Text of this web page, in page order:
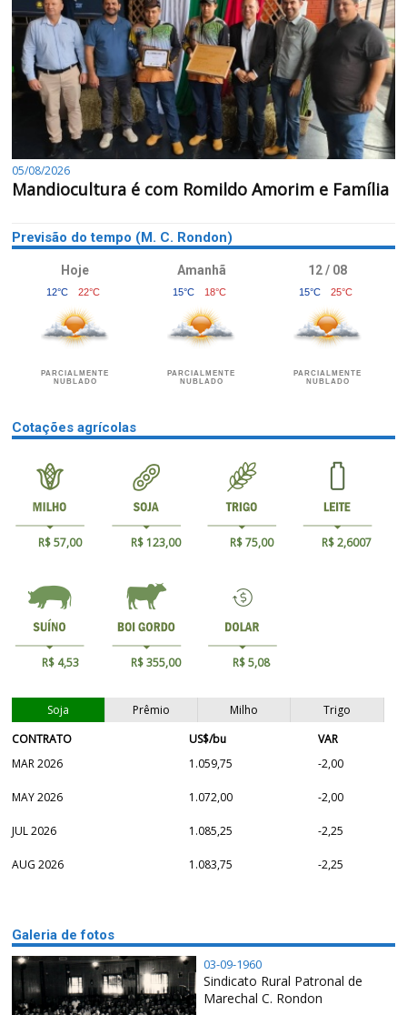
05/08/2026
Mandiocultura é com Romildo Amorim e Família
Previsão do tempo (M. C. Rondon)
Hoje
12°C 22°C
PARCIALMENTE
NUBLADO
Amanhã
15°C 18°C
PARCIALMENTE
NUBLADO
12 / 08
15°C 25°C
PARCIALMENTE
NUBLADO
Cotações agrícolas
R$ 57,00 R$ 123,00 R$ 75,00 R$ 2,6007
R$ 4,53 R$ 355,00 R$ 5,08
Soja Prêmio Milho
Trigo
CONTRATO
US$/bu
VAR
MAR 2026
1.059,75 -2,00
MAY 2026 1.072,00 -2,00
JUL 2026 1.085,25 -2,25
AUG 2026 1.083,75 -2,25
Galeria de fotos
03-09-1960
Sindicato Rural Patronal de
Marechal C. Rondon